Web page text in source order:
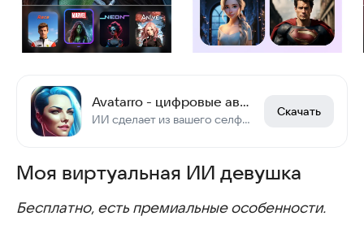
Avatarro - цифровые аватары с ИИ
ИИ cделает из вашего селфи шедевр
Скачать
Моя виртуальная ИИ девушка
Бесплатно, есть премиальные особенности.